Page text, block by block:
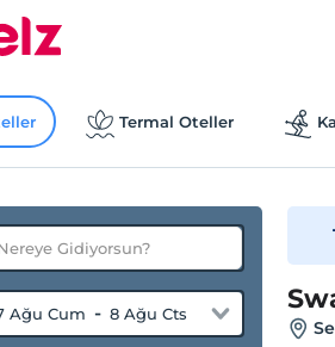
Termal Oteller
Ağu Cum - 8 Ağu Cts